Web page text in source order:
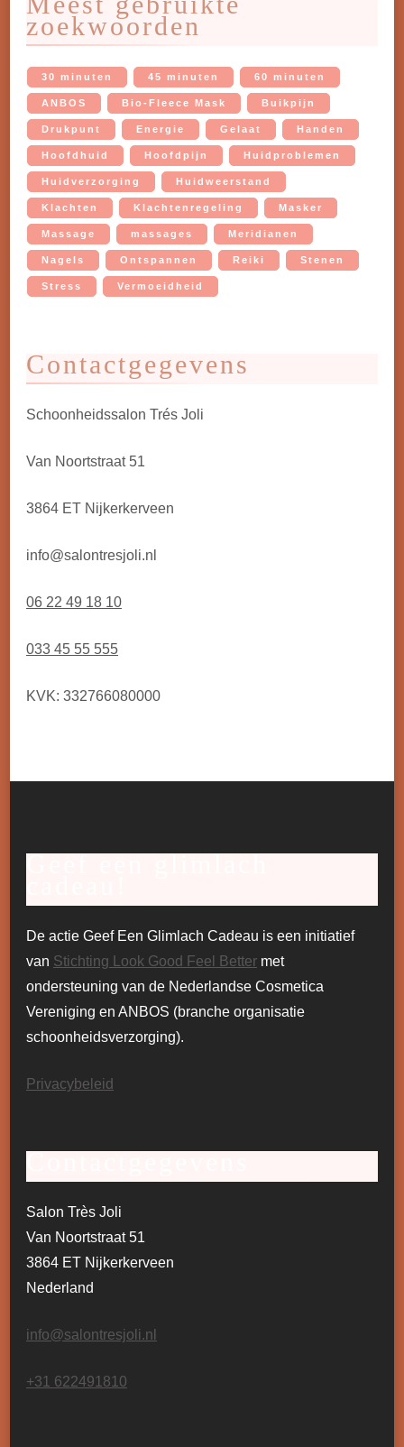
zoekwoorden
30 minuten 45 minuten 60 minuten
ANBOS Bio-Fleece Mask Buikpijn
Drukpunt Energie Gelaat Handen
Hoofdhuid Hoofdpijn Huidproblemen
Huidverzorging Huidweerstand
Klachten Klachtenregeling Masker
Massage massages Meridianen
Nagels Ontspannen Reiki Stenen
Stress Vermoeidheid
Contactgegevens
Schoonheidssalon Trés Joli
Van Noortstraat 51
3864 ET Nijkerkerveen
info@salontresjoli.nl
06 22 49 18 10
033 45 55 555
KVK: 332766080000
De actie Geef Een Glimlach Cadeau is een initiatief
van Stichting Look Good Feel Better met
ondersteuning van de Nederlandse Cosmetica
Vereniging en ANBOS (branche organisatie
schoonheidsverzorging).
Privacybeleid
Salon Très Joli
Van Noortstraat 51
3864 ET Nijkerkerveen
Nederland
info@salontresjoli.nl
+31 622491810